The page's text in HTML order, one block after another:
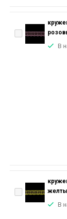
В
В